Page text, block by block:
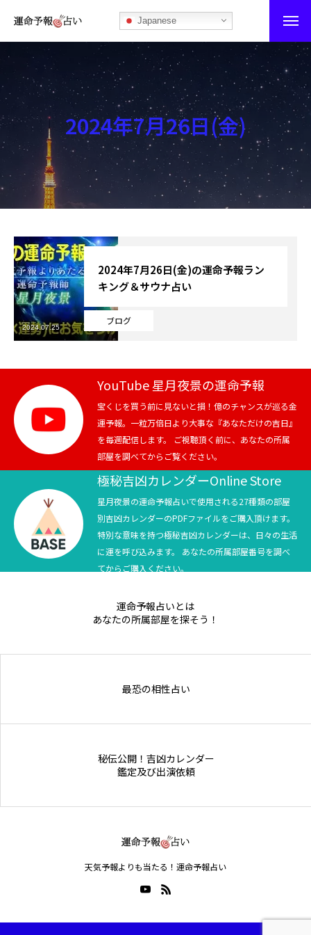
Japanese
運命予報占い
運命予報占いとは
あなたの所属部屋を探そう！
最恐の相性占い
秘伝公開！吉凶カレンダー
記事カテゴリー
ブログ
お知らせ
芸能界
テニス
スポーツ
競馬
テニス四大大会・五輪
テニス四大大会・五輪
2024年7月26日(金)
ブログ
2024年7月26日(金)の運命予報ラン
キング＆サウナ占い
2024.07.25
YouTube 星月夜景の運命予報
宝くじを買う前に見ないと損！億のチャンスが巡る金
運予報。一粒万倍日より大事な『あなただけの吉日』
を毎週配信します。 ご視聴頂く前に、あなたの所属
部屋を調べてからご覧ください。
極秘吉凶カレンダーOnline Store
星月夜景の運命予報占いで使用される27種類の部屋
別吉凶カレンダーのPDFファイルをご購入頂けます。
特別な意味を持つ極秘吉凶カレンダーは、日々の生活
に運を呼び込みます。 あなたの所属部屋番号を調べ
てからご購入ください。
運命予報占いとは
あなたの所属部屋を探そう！
最恐の相性占い
秘伝公開！吉凶カレンダー
鑑定及び出演依頼
天気予報よりも当たる！運命予報占い